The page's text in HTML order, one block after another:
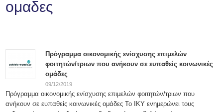
ομαδες
Πρόγραμμα οικονομικής ενίσχυσης επιμελών
φοιτητών/τριων που ανήκουν σε ευπαθείς κοινωνικές
ομάδες
09/12/2019
Πρόγραμμα οικονομικής ενίσχυσης επιμελών φοιτητών/τριων που
ανήκουν σε ευπαθείς κοινωνικές ομάδες Το ΙΚΥ ενημερώνει τους